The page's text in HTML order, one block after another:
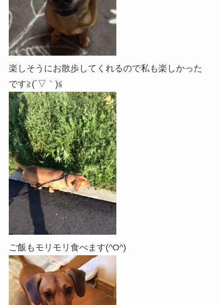
楽しそうにお散歩してくれるので私も楽しかった
です≧(´▽｀)≦
ご飯もモリモリ食べます(^O^)